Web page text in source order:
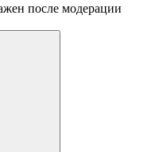
после модерации